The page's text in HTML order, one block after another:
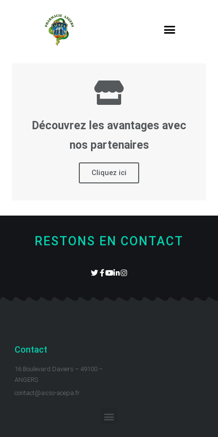
Découvrez les avantages avec
nos partenaires
Cliquez ici
RESTONS EN CONTACT
Contact
16 Boulevard Daviers – 49100 –
ANGERS
contact@asso-acepa.fr